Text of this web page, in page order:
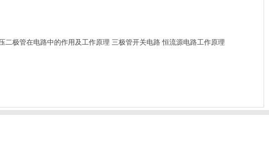
二极管在电路中的作用及工作原理 三极管开关电路 恒流源电路工作原理